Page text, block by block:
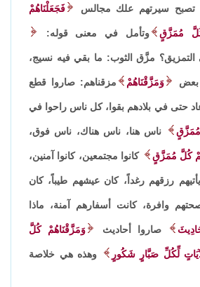
تصبح سيرتهم علك مجالس فَجَعَلْنَاهُمْ
كُلَّ مُمَزَّقٍ وتأمل في معنى قوله:
التمزيق؟ مزَّق الثوب: ما بقي فيه نسيج،
بعض وَمَزَّقْنَاهُمْ مزقناهم: صاروا قطع
عاد حتى في بلادهم بقوا، كل ناس راحوا في
ناس هنا، ناس هناك، ناس فوق،
كُلَّ مُمَزَّقٍ كانوا مجتمعين، كانوا آمنين،
رزقهم رغداً، كان عيشهم طيباً، كان
وافرة، كانت أسفارهم آمنة، ماذا
صاروا أحاديث وَمَزَّقْنَاهُمْ كُلَّ
لِّكُلِّ صَبَّارٍ شَكُورٍ وهذه هي خلاصة